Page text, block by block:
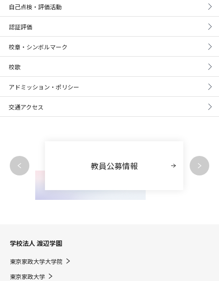
自己点検・評価活動
認証評価
校章・シンボルマーク
校歌
アドミッション・ポリシー
交通アクセス
教員公募情報
学校法人 渡辺学園
東京家政大学大学院
東京家政大学